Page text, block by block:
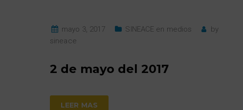
mayo 3, 2017 SINEACE en medios
by
sineace
2 de mayo del 2017
LEER MAS